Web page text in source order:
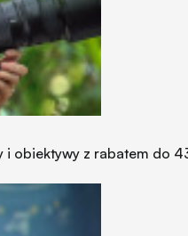
i obiektywy z rabatem do